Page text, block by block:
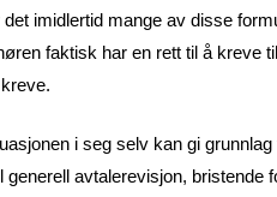
imidlertid mange av disse
faktisk har en rett til å kreve
i seg selv kan gi
avtalerevisjon, bristende